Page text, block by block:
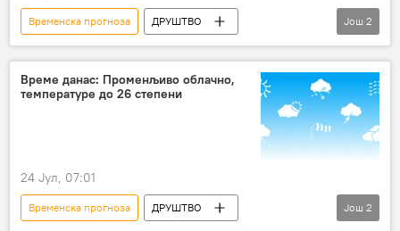
Временска прогноза
ДРУШТВО
Србија – друштво
Друштво
Још 2
Време данас: Променљиво облачно,
температуре до 26 степени
24 Јул, 07:01
Временска прогноза
ДРУШТВО
Још 2